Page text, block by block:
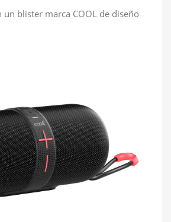
un blister marca COOL de diseño